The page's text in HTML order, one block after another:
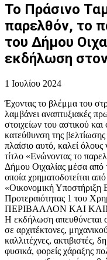
Το Πράσινο
παρελθόν, το
του Δήμου
εκδήλωση
1 Ιουλίου 2024
Έχοντας το βλέμμα του
λαμβάνει αναπτυξιακές
στοιχείων του αστικού
κατεύθυνση της
πλαίσιο αυτό, καλεί
τίτλο «Ενώνοντας το
Δήμου Οιχαλίας μέσα
οποία χρηματοδοτείται
«Οικονομική
Προτεραιότητας 1 του
ΠΕΡΙΒΑΛΛΟΝ ΚΑΙ
Η εκδήλωση απευθύνεται
σε αρχιτέκτονες,
καλλιτέχνες, ακτιβιστές,
φυσικά, φορείς χάραξης